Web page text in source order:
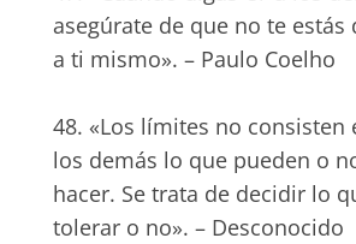
asegúrate de que no te estás
a ti mismo». – Paulo Coelho
48. «Los límites no consisten
los demás lo que pueden o
hacer. Se trata de decidir lo
tolerar o no». – Desconocido